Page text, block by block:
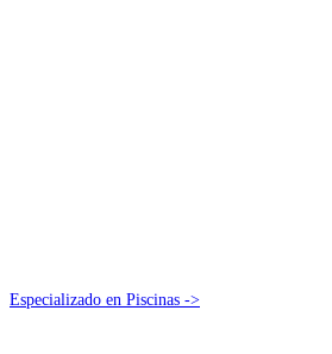
Especializado en Piscinas ->